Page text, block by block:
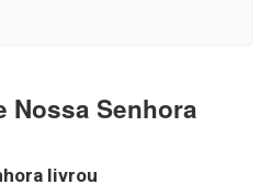
Nossa Senhora
livrou